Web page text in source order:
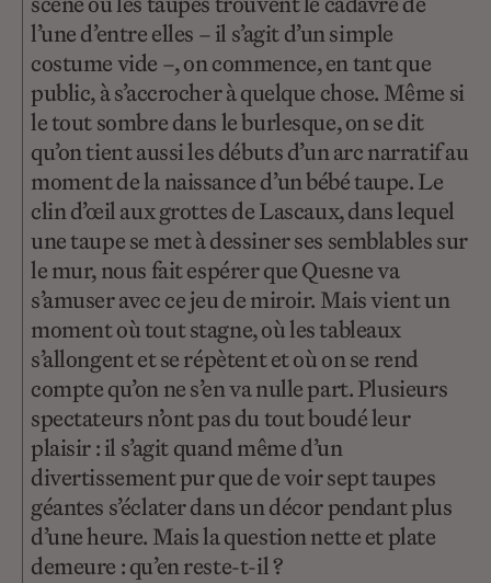
l’une d’entre elles – il s’agit d’un simple
costume vide –, on commence, en tant que
public, à s’accrocher à quelque chose. Même si
le tout sombre dans le burlesque, on se dit
qu’on tient aussi les débuts d’un arc narratif au
moment de la naissance d’un bébé taupe. Le
clin d’œil aux grottes de Lascaux, dans lequel
une taupe se met à dessiner ses semblables sur
le mur, nous fait espérer que Quesne va
s’amuser avec ce jeu de miroir. Mais vient un
moment où tout stagne, où les tableaux
s’allongent et se répètent et où on se rend
compte qu’on ne s’en va nulle part. Plusieurs
spectateurs n’ont pas du tout boudé leur
plaisir : il s’agit quand même d’un
divertissement pur que de voir sept taupes
géantes s’éclater dans un décor pendant plus
d’une heure. Mais la question nette et plate
demeure : qu’en reste-t-il ?